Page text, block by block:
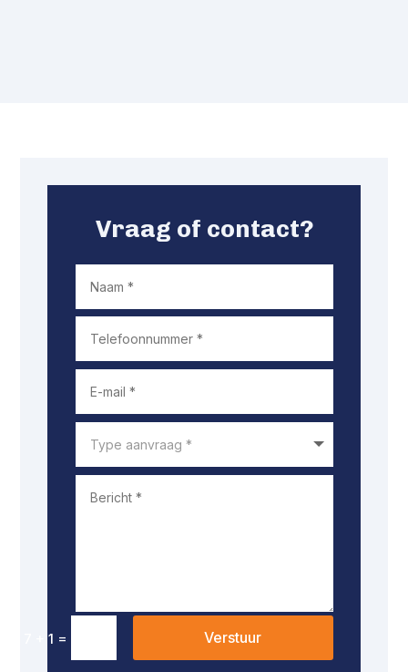
Vraag of contact?
7 + 1 = Verstuur